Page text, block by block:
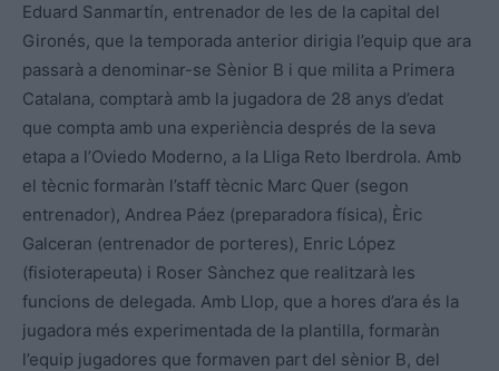
Eduard Sanmartín, entrenador de les de la capital del
Gironés, que la temporada anterior dirigia l’equip que ara
passarà a denominar-se Sènior B i que milita a Primera
Catalana, comptarà amb la jugadora de 28 anys d’edat
que compta amb una experiència després de la seva
etapa a l’Oviedo Moderno, a la Lliga Reto Iberdrola. Amb
el tècnic formaràn l’staff tècnic Marc Quer (segon
entrenador), Andrea Páez (preparadora física), Èric
Galceran (entrenador de porteres), Enric López
(fisioterapeuta) i Roser Sànchez que realitzarà les
funcions de delegada. Amb Llop, que a hores d’ara és la
jugadora més experimentada de la plantilla, formaràn
l’equip jugadores que formaven part del sènior B, del